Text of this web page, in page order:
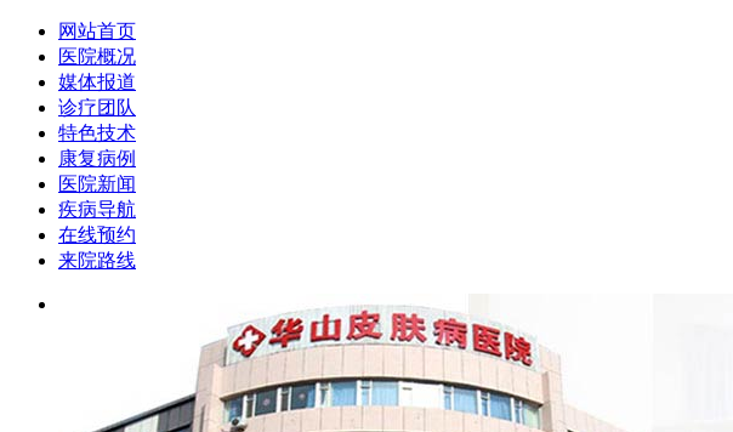
网站首页
医院概况
媒体报道
诊疗团队
特色技术
康复病例
医院新闻
疾病导航
在线预约
来院路线